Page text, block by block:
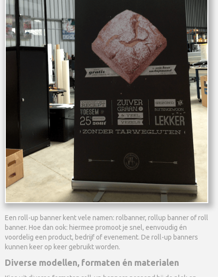
Een roll-up banner kent vele namen: rolbanner, rollup banner of roll
banner. Hoe dan ook: hiermee promoot je snel, eenvoudig én
voordelig een product, bedrijf of evenement. De roll-up banners
kunnen keer op keer gebruikt worden.
Diverse modellen, formaten én materialen